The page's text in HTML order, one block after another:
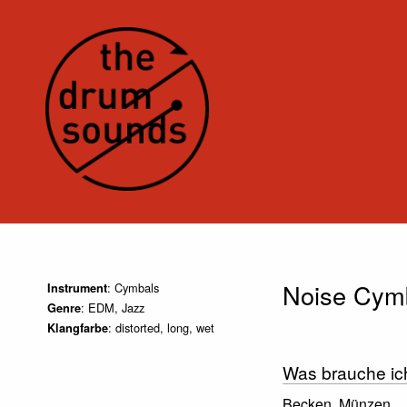
Noise
Instrument: Cymbals
Genre: EDM, Jazz
Klangfarbe: distorted, long, wet
Was brauche